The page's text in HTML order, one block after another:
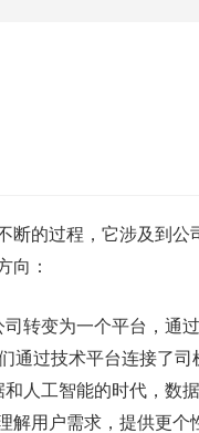
断的过程，它涉及到
向：
转变为一个平台，通
通过技术平台连接了司
人工智能的时代，数
用户需求，提供更个